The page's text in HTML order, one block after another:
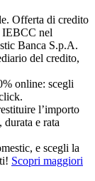
Offerta di credito
IEBCC nel
Banca S.p.A.
del credito,
online: scegli
l’importo
e rata
e scegli la
Scopri maggiori